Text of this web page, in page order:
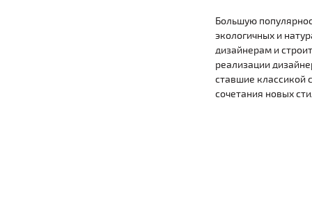
Большую
экологичных и
дизайнерам и
реализации
ставшие классикой
сочетания новых